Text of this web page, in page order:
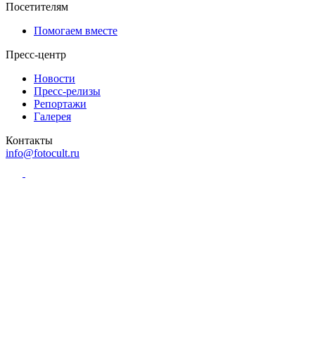
Посетителям
Помогаем вместе
Пресс-центр
Новости
Пресс-релизы
Репортажи
Галерея
Контакты
info@fotocult.ru